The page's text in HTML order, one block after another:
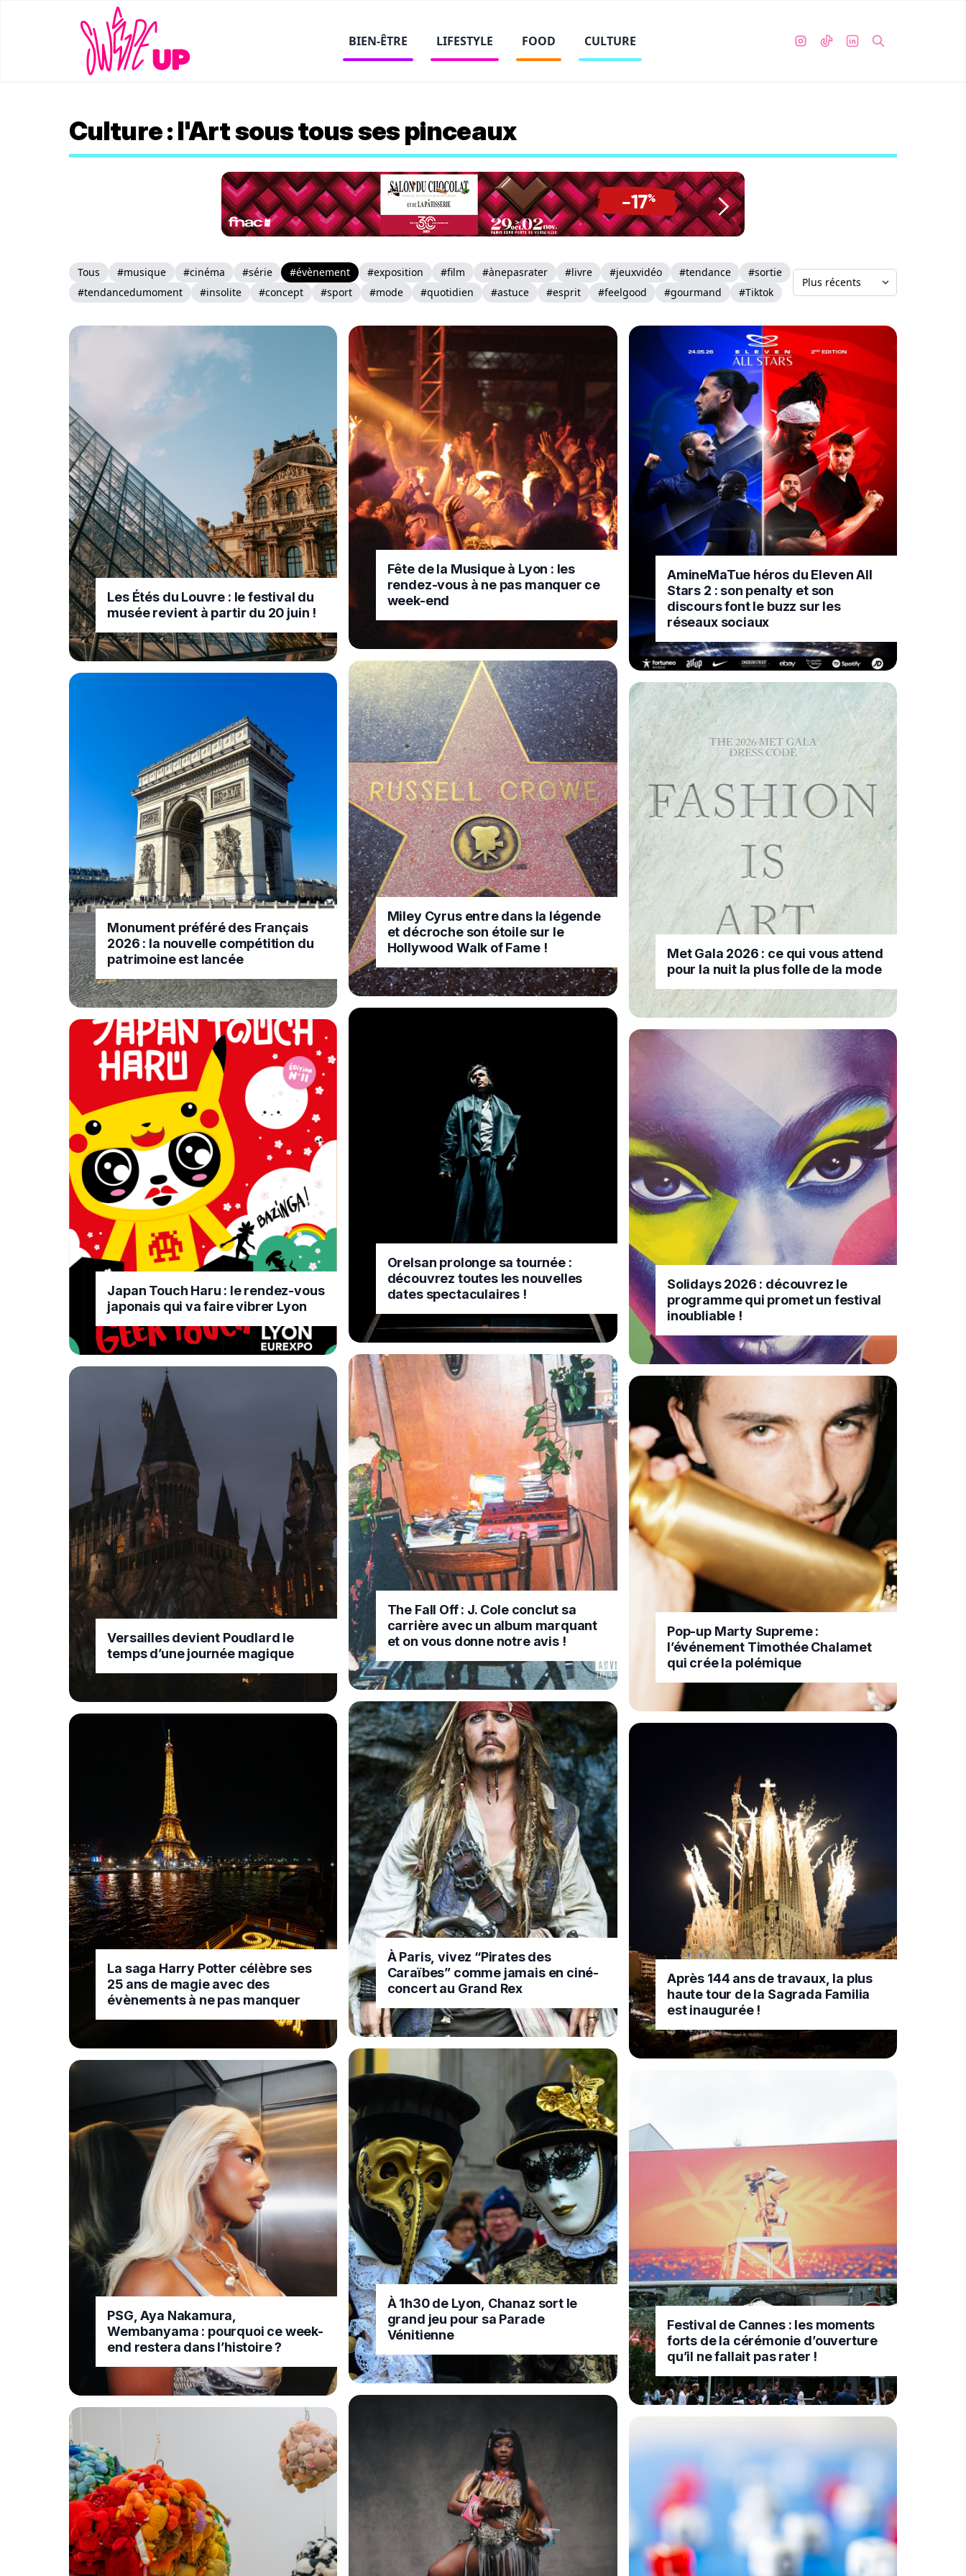
BIEN-ÊTRE LIFESTYLE FOOD CULTURE
Culture : l'Art sous tous ses pinceaux
Tous #musique #cinéma #série #évènement #exposition #film #ànepasrater #livre #jeuxvidéo #tendance
#sortie
#tendancedumoment
#insolite #concept #sport #mode #quotidien #astuce #esprit #feelgood #gourmand #Tiktok
Les Étés du Louvre : le festival du
musée revient à partir du 20 juin !
Monument préféré des Français
2026 : la nouvelle compétition du
patrimoine est lancée
Japan Touch Haru : le rendez-vous
japonais qui va faire vibrer Lyon
Versailles devient Poudlard le
temps d’une journée magique
La saga Harry Potter célèbre ses
25 ans de magie avec des
évènements à ne pas manquer
PSG, Aya Nakamura,
Wembanyama : pourquoi ce week-
end restera dans l’histoire ?
Fête de la Musique à Lyon : les
rendez-vous à ne pas manquer ce
week-end
Miley Cyrus entre dans la légende
et décroche son étoile sur le
Hollywood Walk of Fame !
Orelsan prolonge sa tournée :
découvrez toutes les nouvelles
dates spectaculaires !
The Fall Off : J. Cole conclut sa
carrière avec un album marquant
et on vous donne notre avis !
À Paris, vivez “Pirates des
Caraïbes” comme jamais en ciné-
concert au Grand Rex
À 1h30 de Lyon, Chanaz sort le
grand jeu pour sa Parade
Vénitienne
AmineMaTue héros du Eleven All
Stars 2 : son penalty et son
discours font le buzz sur les
réseaux sociaux
Met Gala 2026 : ce qui vous attend
pour la nuit la plus folle de la mode
Solidays 2026 : découvrez le
programme qui promet un festival
inoubliable !
Pop-up Marty Supreme :
l’événement Timothée Chalamet
qui crée la polémique
Après 144 ans de travaux, la plus
haute tour de la Sagrada Familia
est inaugurée !
Festival de Cannes : les moments
forts de la cérémonie d’ouverture
qu’il ne fallait pas rater !